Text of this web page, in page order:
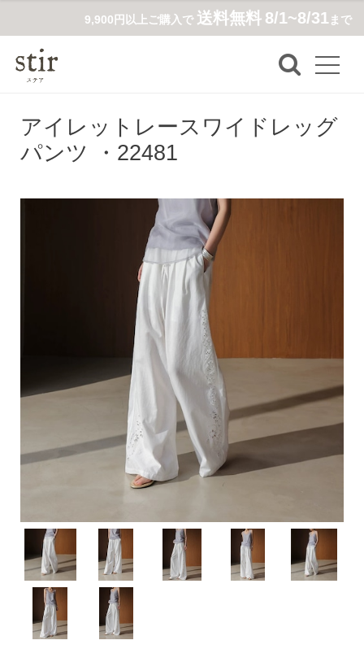
9,900円以上ご購入で 送料無料 8/1~8/31まで
アイレットレースワイドレッグ
パンツ ・22481